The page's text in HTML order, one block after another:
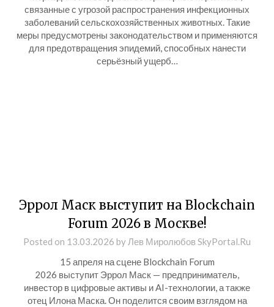
связанные с угрозой распространения инфекционных
заболеваний сельскохозяйственных животных. Такие
меры предусмотрены законодательством и применяются
для предотвращения эпидемий, способных нанести
серьёзный ущерб…
Эррол Маск выступит на Blockchain
Forum 2026 в Москве!
Posted on 13.03.2026 by Лев Миролюбов SkyPortal.Ru
15 апреля на сцене Blockchain Forum
2026 выступит Эррол Маск — предприниматель,
инвестор в цифровые активы и AI-технологии, а также
отец Илона Маска. Он поделится своим взглядом на